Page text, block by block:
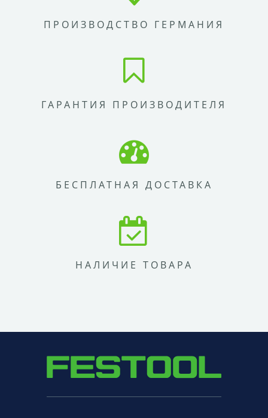
ПРОИЗВОДСТВО ГЕРМАНИЯ
ГАРАНТИЯ ПРОИЗВОДИТЕЛЯ
БЕСПЛАТНАЯ ДОСТАВКА
НАЛИЧИЕ ТОВАРА